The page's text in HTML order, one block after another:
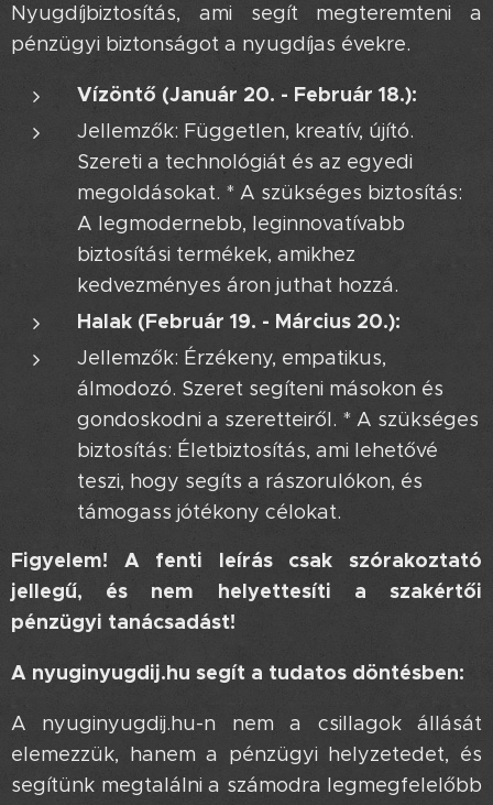
Nyugdíjbiztosítás, ami segít megteremteni a
pénzügyi biztonságot a nyugdíjas évekre.
Vízöntő (Január 20. - Február 18.):
Jellemzők: Független, kreatív, újító.
Szereti a technológiát és az egyedi
megoldásokat. * A szükséges biztosítás:
A legmodernebb, leginnovatívabb
biztosítási termékek, amikhez
kedvezményes áron juthat hozzá.
Halak (Február 19. - Március 20.):
Jellemzők: Érzékeny, empatikus,
álmodozó. Szeret segíteni másokon és
gondoskodni a szeretteiről. * A szükséges
biztosítás: Életbiztosítás, ami lehetővé
teszi, hogy segíts a rászorulókon, és
támogass jótékony célokat.
Figyelem! A fenti leírás csak szórakoztató
jellegű, és nem helyettesíti a szakértői
pénzügyi tanácsadást!
A nyuginyugdij.hu segít a tudatos döntésben:
A nyuginyugdij.hu-n nem a csillagok állását
elemezzük, hanem a pénzügyi helyzetedet, és
segítünk megtalálni a számodra legmegfelelőbb